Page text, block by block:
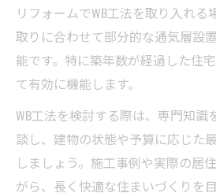
リフォームでWB工法を取り入れ
取りに合わせて部分的な通気層設
能です。特に築年数が経過した住
て有効に機能します。
WB工法を検討する際は、専門知識
談し、建物の状態や予算に応じた
しましょう。施工事例や実際の居
がら、長く快適な住まいづくりを